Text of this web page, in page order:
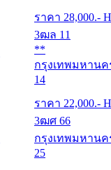
ราคา 28,000.-
3ฒล 11
**
กรุงเทพมหานค
14
ราคา 22,000.-
3ฒศ 66
กรุงเทพมหานค
25